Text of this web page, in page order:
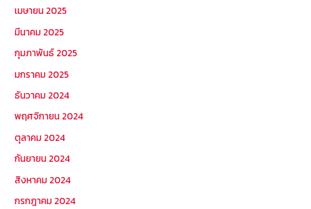
เมษายน 2025
มีนาคม 2025
กุมภาพันธ์ 2025
มกราคม 2025
ธันวาคม 2024
พฤศจิกายน 2024
ตุลาคม 2024
กันยายน 2024
สิงหาคม 2024
กรกฎาคม 2024